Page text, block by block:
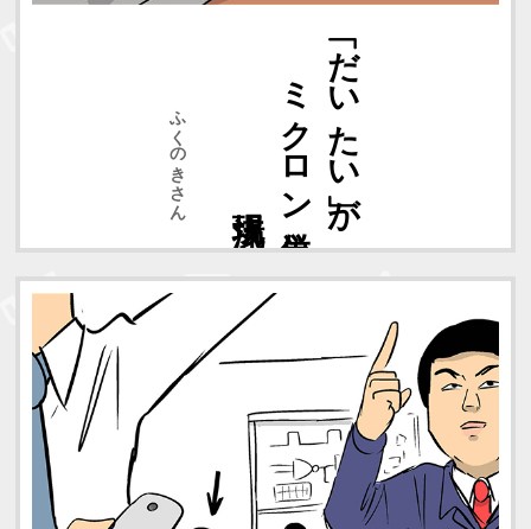
「だいたい」が
ミクロン単位
ふくのきさん